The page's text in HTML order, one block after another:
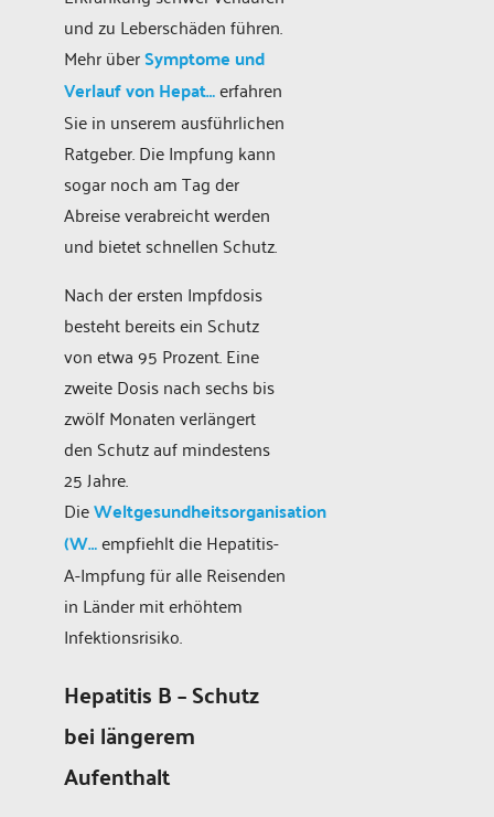
und zu Leberschäden führen.
Mehr überSymptome und
Verlauf von Hepat…erfahren
Sie in unserem ausführlichen
Ratgeber. Die Impfung kann
sogar noch am Tag der
Abreise verabreicht werden
und bietet schnellen Schutz.
Nach der ersten Impfdosis
besteht bereits ein Schutz
von etwa 95 Prozent. Eine
zweite Dosis nach sechs bis
zwölf Monaten verlängert
den Schutz auf mindestens
25 Jahre.
DieWeltgesundheitsorganisation
(W…empfiehlt die Hepatitis-
A-Impfung für alle Reisenden
in Länder mit erhöhtem
Infektionsrisiko.
Hepatitis B – Schutz
bei längerem
Aufenthalt